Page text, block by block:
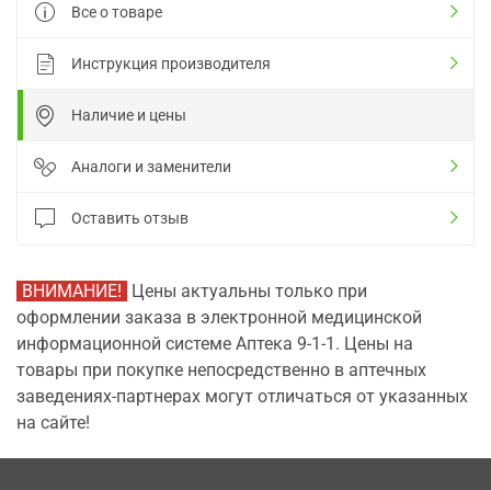
Все о товаре
Инструкция производителя
Наличие и цены
Аналоги и заменители
Оставить отзыв
ВНИМАНИЕ! Цены актуальны только при
оформлении заказа в электронной медицинской
информационной системе Аптека 9-1-1. Цены на
товары при покупке непосредственно в аптечных
заведениях-партнерах могут отличаться от указанных
на сайте!